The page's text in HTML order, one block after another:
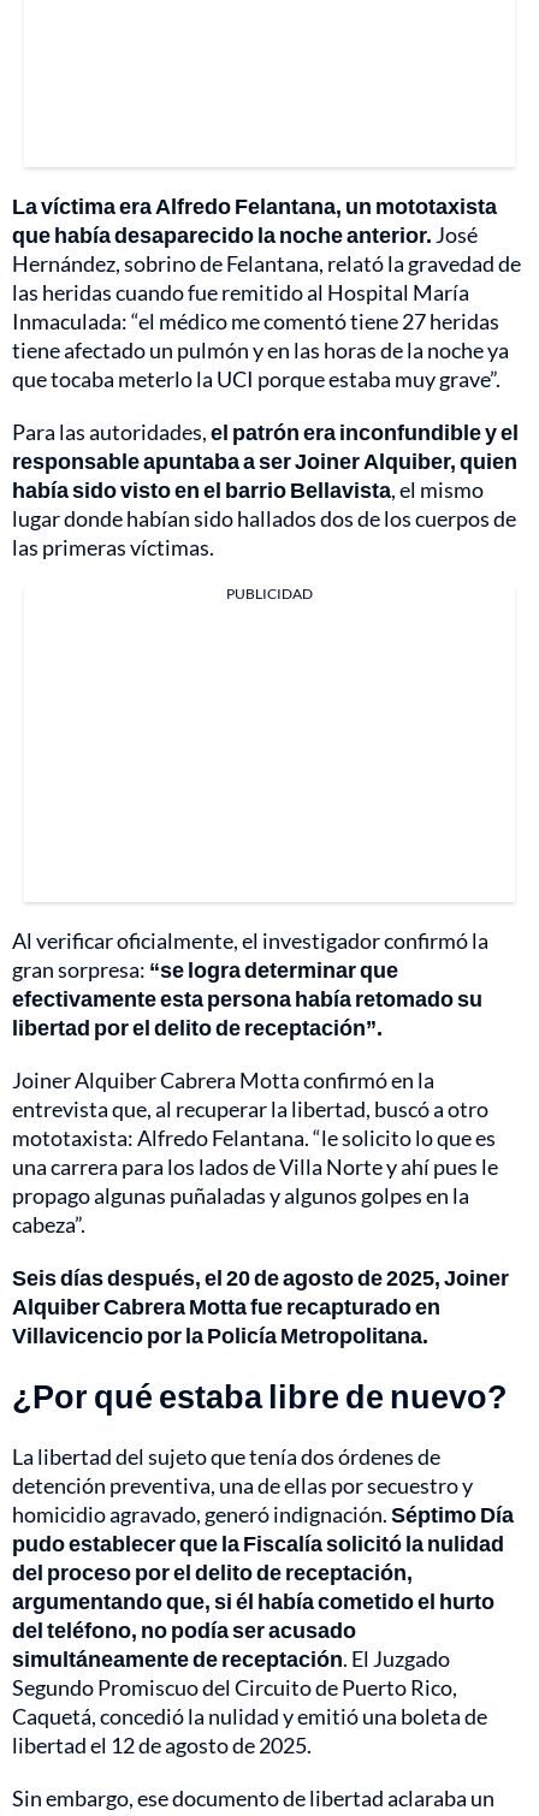
La víctima era Alfredo Felantana, un mototaxista
que había desaparecido la noche anterior. José
Hernández, sobrino de Felantana, relató la gravedad de
las heridas cuando fue remitido al Hospital María
Inmaculada: “el médico me comentó tiene 27 heridas
tiene afectado un pulmón y en las horas de la noche ya
que tocaba meterlo la UCI porque estaba muy grave”.
Para las autoridades,el patrón era inconfundible y el
responsable apuntaba a ser Joiner Alquiber, quien
había sido visto en el barrio Bellavista, el mismo
lugar donde habían sido hallados dos de los cuerpos de
las primeras víctimas.
PUBLICIDAD
Al verificar oficialmente, el investigador confirmó la
gran sorpresa: “se logra determinar que
efectivamente esta persona había retomado su
libertad por el delito de receptación”.
Joiner Alquiber Cabrera Motta confirmó en la
entrevista que, al recuperar la libertad, buscó a otro
mototaxista: Alfredo Felantana. “le solicito lo que es
una carrera para los lados de Villa Norte y ahí pues le
propago algunas puñaladas y algunos golpes en la
cabeza”.
Seis días después, el 20 de agosto de 2025, Joiner
Alquiber Cabrera Motta fue recapturado en
Villavicencio por la Policía Metropolitana.
¿Por qué estaba libre de nuevo?
La libertad del sujeto que tenía dos órdenes de
detención preventiva, una de ellas por secuestro y
homicidio agravado, generó indignación.Séptimo Día
pudo establecer que la Fiscalía solicitó la nulidad
del proceso por el delito de receptación,
argumentando que, si él había cometido el hurto
del teléfono, no podía ser acusado
simultáneamente de receptación. El Juzgado
Segundo Promiscuo del Circuito de Puerto Rico,
Caquetá, concedió la nulidad y emitió una boleta de
libertad el 12 de agosto de 2025.
Sin embargo, ese documento de libertad aclaraba un